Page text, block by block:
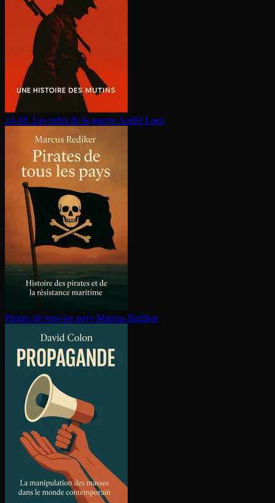
14-18. Les refus de la guerre André Loez
Pirates de tous les pays Marcus Rediker